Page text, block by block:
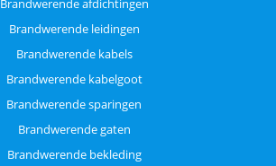
Brandwerende afdichtingen
Brandwerende leidingen
Brandwerende kabels
Brandwerende kabelgoot
Brandwerende sparingen
Brandwerende gaten
Brandwerende bekleding